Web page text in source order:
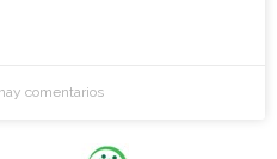
comentarios